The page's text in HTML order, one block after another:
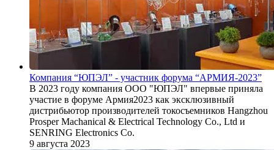
Компания “ЮПЭЛ” - участник форума “АРМИЯ-2023”
В 2023 году компания ООО "ЮПЭЛ" впервые приняла
участие в форуме Армия2023 как эксклюзивный
дистрибьютор производителей токосъемников Hangzhou
Prosper Machanical & Electrical Technology Co., Ltd и
SENRING Electronics Co.
9 августа 2023